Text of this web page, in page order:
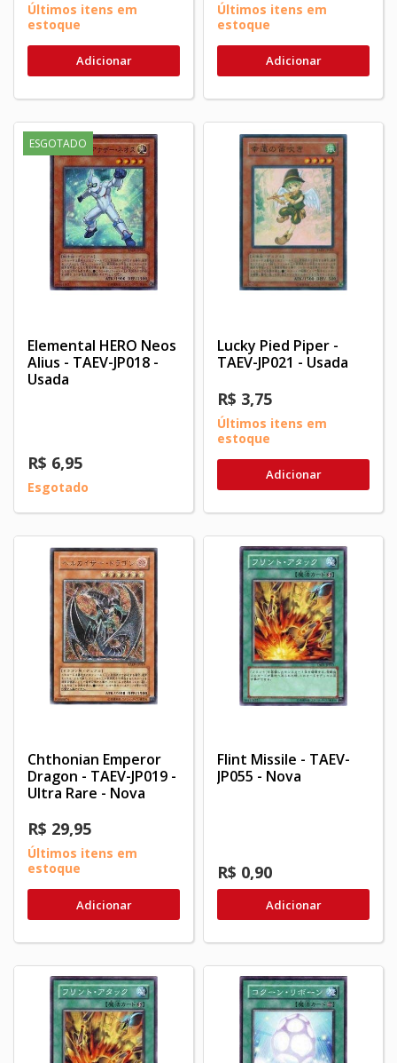
Últimos itens em
estoque
Adicionar
Últimos itens em
estoque
Adicionar
ESGOTADO
Elemental HERO Neos
Alius - TAEV-JP018 -
Usada
R$ 6,95
Esgotado
Lucky Pied Piper -
TAEV-JP021 - Usada
R$ 3,75
Últimos itens em
estoque
Adicionar
Chthonian Emperor
Dragon - TAEV-JP019 -
Ultra Rare - Nova
R$ 29,95
Últimos itens em
estoque
Adicionar
Flint Missile - TAEV-
JP055 - Nova
R$ 0,90
Adicionar